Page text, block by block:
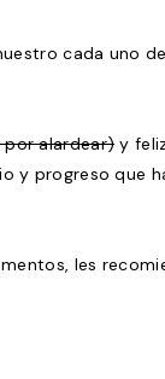
cada uno
alardear)y
y progreso que
les